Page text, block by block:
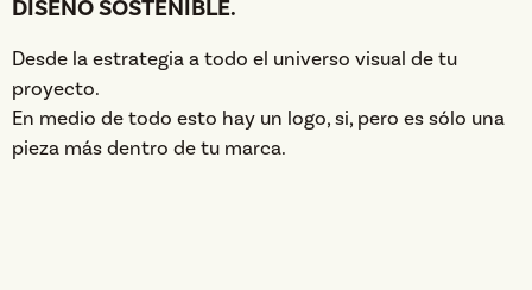
DISEÑO SOSTENIBLE.
Desde la estrategia a todo el universo visual de tu
proyecto.
En medio de todo esto hay un logo, si, pero es sólo una
pieza más dentro de tu marca.